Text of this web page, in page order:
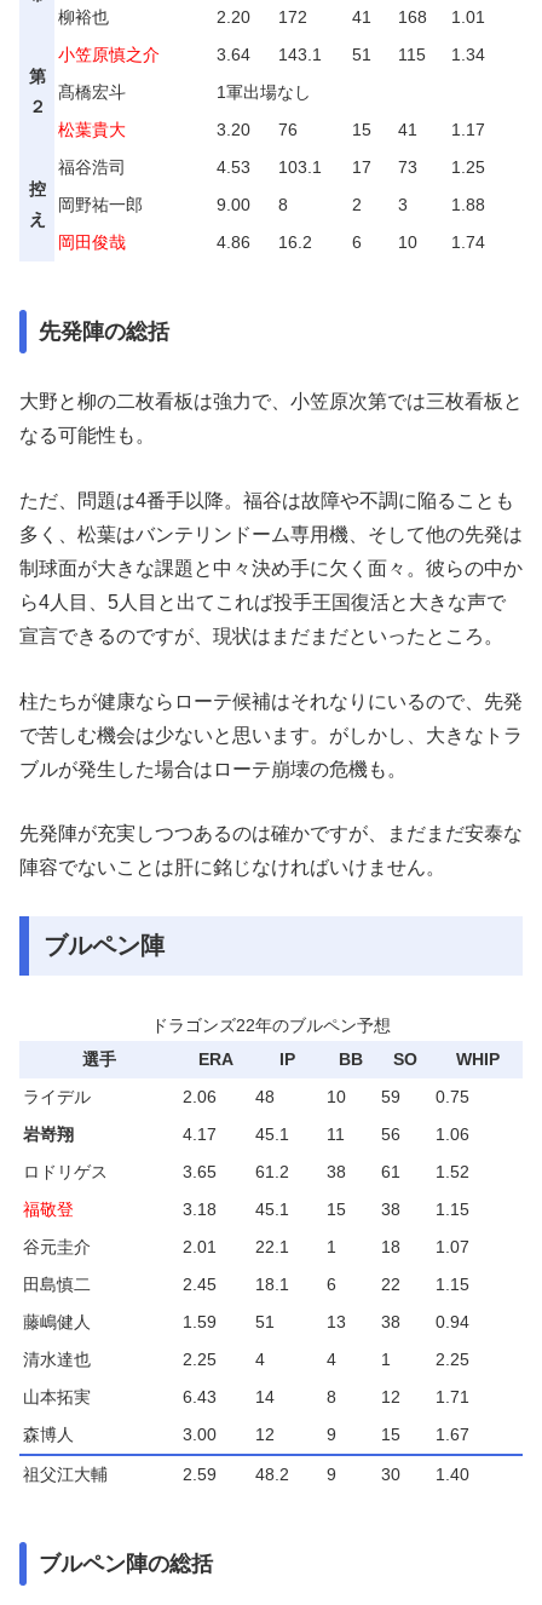
柳裕也
2.20 172 41 168 1.01
第
２
小笠原慎之介 3.64 143.1 51 115
1.34
髙橋宏斗
1軍出場なし
松葉貴大
3.20 76 15 41 1.17
控
え
福谷浩司 4.53 103.1 17 73
1.25
岡野祐一郎
9.00 8 2 3
1.88
岡田俊哉
4.86 16.2 6 10 1.74
先発陣の総括
大野と柳の二枚看板は強力で、小笠原次第では三枚看板と
なる可能性も。
ただ、問題は4番手以降。福谷は故障や不調に陥ることも
多く、松葉はバンテリンドーム専用機、そして他の先発は
制球面が大きな課題と中々決め手に欠く面々。彼らの中か
ら4人目、5人目と出てこれば投手王国復活と大きな声で
宣言できるのですが、現状はまだまだといったところ。
柱たちが健康ならローテ候補はそれなりにいるので、先発
で苦しむ機会は少ないと思います。がしかし、大きなトラ
ブルが発生した場合はローテ崩壊の危機も。
先発陣が充実しつつあるのは確かですが、まだまだ安泰な
陣容でないことは肝に銘じなければいけません。
ブルペン陣
ドラゴンズ22年のブルペン予想
選手
ERA IP BB SO
WHIP
ライデル
2.06 48 10 59
0.75
岩嵜翔
4.17 45.1 11 56
1.06
ロドリゲス
3.65 61.2 38 61
1.52
福敬登
3.18 45.1 15 38
1.15
谷元圭介
2.01 22.1 1 18
1.07
田島慎二
2.45 18.1 6 22
1.15
藤嶋健人
1.59 51 13 38
0.94
清水達也
2.25 4 4 1
2.25
山本拓実
6.43 14 8 12
1.71
森博人
3.00 12 9 15 1.67
祖父江大輔 2.59 48.2 9 30 1.40
ブルペン陣の総括